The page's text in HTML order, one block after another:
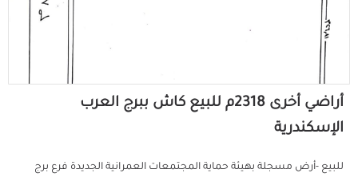
أراضي أخرى 2318م للبيع كاش ببرج العرب
الإسكندرية
للبيع -أرض مسجلة بهيئة حماية المجتمعات العمرانية الجديدة فرع برج